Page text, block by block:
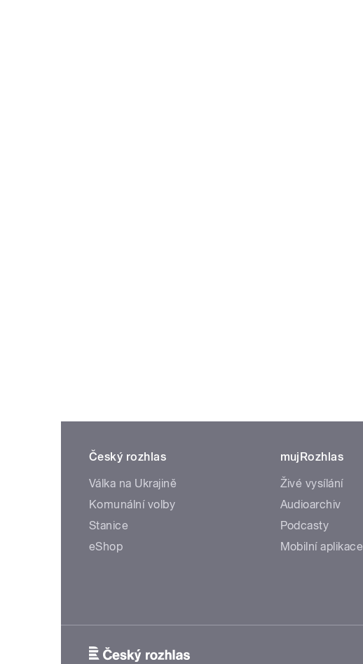
Český rozhlas
Válka na Ukrajině
Komunální volby
Stanice
eShop
mujRozhlas
Živé vysílání
Audioarchiv
Podcasty
Mobilní aplikace